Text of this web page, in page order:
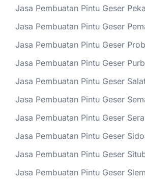
Jasa Pembuatan Pintu Geser
Jasa Pembuatan Pintu Geser
Jasa Pembuatan Pintu Geser
Jasa Pembuatan Pintu Geser
Jasa Pembuatan Pintu Geser
Jasa Pembuatan Pintu Geser
Jasa Pembuatan Pintu Geser
Jasa Pembuatan Pintu Geser
Jasa Pembuatan Pintu Geser
Jasa Pembuatan Pintu Geser